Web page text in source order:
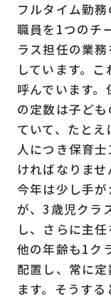
フルタイム勤
職員を1つのチ
ラス担任の業
しています。
呼んでいます
の定数は子ど
ていて、たと
人につき保育
ければなりませ
今年は少し手
が、3歳児クラ
し、さらに主
他の年齢も1ク
配置し、常に
ます。そうす